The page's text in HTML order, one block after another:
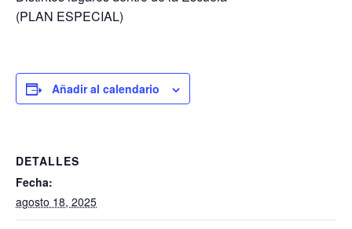
(PLAN ESPECIAL)
Añadir al calendario
DETALLES
Fecha:
agosto 18, 2025